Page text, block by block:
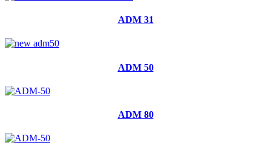
ADM 31
ADM 50
ADM 80